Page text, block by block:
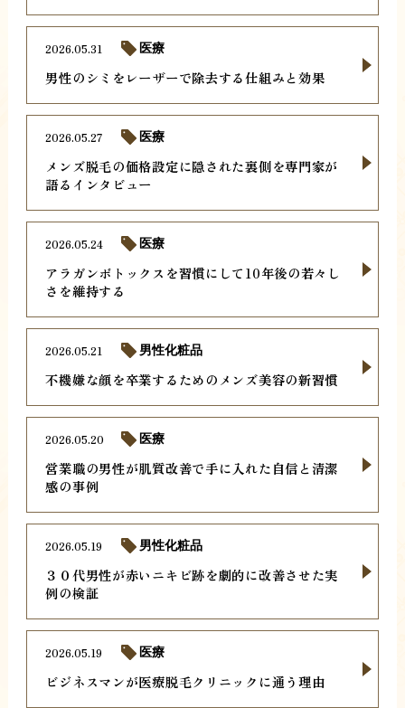
男性のシミをレーザーで除去する仕組みと効果
2026.05.31 医療
メンズ脱毛の価格設定に隠された裏側を専門家が
語るインタビュー
2026.05.27 医療
アラガンボトックスを習慣にして10年後の若々し
さを維持する
2026.05.24 医療
不機嫌な顔を卒業するためのメンズ美容の新習慣
2026.05.21 男性化粧品
営業職の男性が肌質改善で手に入れた自信と清潔
感の事例
2026.05.20 医療
３０代男性が赤いニキビ跡を劇的に改善させた実
例の検証
2026.05.19 男性化粧品
ビジネスマンが医療脱毛クリニックに通う理由
2026.05.19 医療